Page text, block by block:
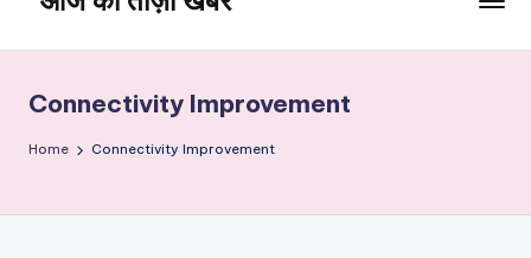
ताज़ा
समाचार
–
Connectivity Improvement
Home Connectivity Improvement